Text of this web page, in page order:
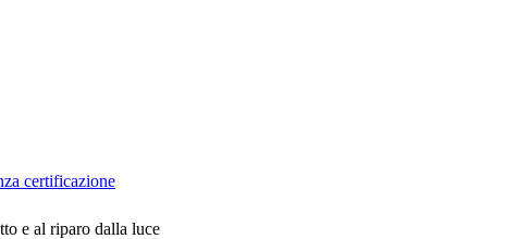
certificazione
e al riparo dalla luce